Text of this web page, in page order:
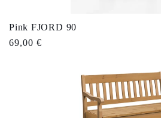
:
Pink FJORD 90
Tavahind
69,00 €